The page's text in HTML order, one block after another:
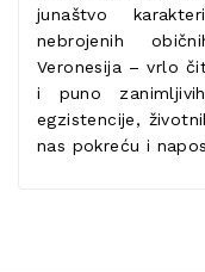
junaštvo
nebrojenih
Veronesija – vrlo
i puno
egzistencije,
nas pokreću i